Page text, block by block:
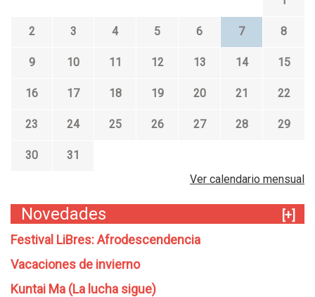
2 3 4 5 6 7 8
9 10 11 12 13 14 15
16 17 18 19 20 21 22
23 24 25 26 27 28 29
30
31
Ver calendario mensual
Novedades
[+]
Festival LiBres: Afrodescendencia
Vacaciones de invierno
Kuntai Ma (La lucha sigue)